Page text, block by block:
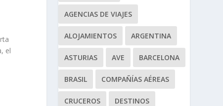
el
AGENCIAS DE VIAJES
ALOJAMIENTOS ARGENTINA
ASTURIAS AVE BARCELONA
BRASIL COMPAÑÍAS AÉREAS
CRUCEROS DESTINOS